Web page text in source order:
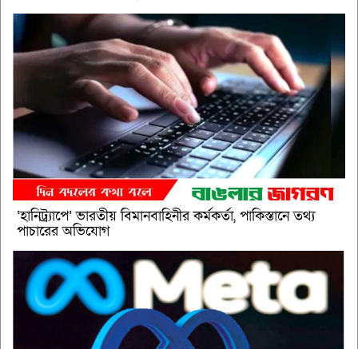
‘হানিট্র্যাপে’ ভারতীয় বিমানবাহিনীর কর্মকর্তা, পাকিস্তানে তথ্য
পাচারের অভিযোগ